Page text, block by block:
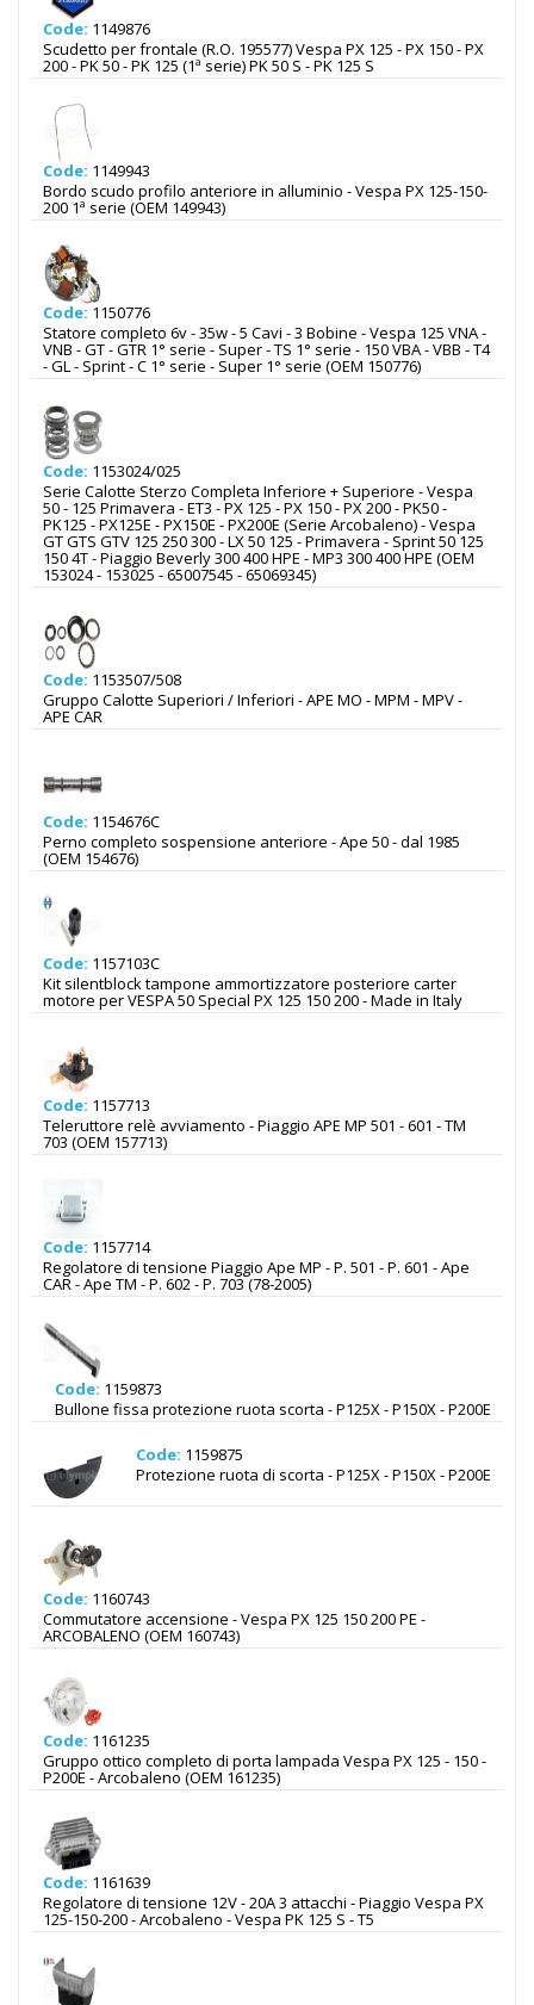
Code: 1149876
Scudetto per frontale (R.O. 195577) Vespa PX 125 - PX 150 - PX
200 - PK 50 - PK 125 (1ª serie) PK 50 S - PK 125 S
Code: 1149943
Bordo scudo profilo anteriore in alluminio - Vespa PX 125-150-
200 1ª serie (OEM 149943)
Code: 1150776
Statore completo 6v - 35w - 5 Cavi - 3 Bobine - Vespa 125 VNA -
VNB - GT - GTR 1° serie - Super - TS 1° serie - 150 VBA - VBB - T4
- GL - Sprint - C 1° serie - Super 1° serie (OEM 150776)
Code: 1153024/025
Serie Calotte Sterzo Completa Inferiore + Superiore - Vespa
50 - 125 Primavera - ET3 - PX 125 - PX 150 - PX 200 - PK50 -
PK125 - PX125E - PX150E - PX200E (Serie Arcobaleno) - Vespa
GT GTS GTV 125 250 300 - LX 50 125 - Primavera - Sprint 50 125
150 4T - Piaggio Beverly 300 400 HPE - MP3 300 400 HPE (OEM
153024 - 153025 - 65007545 - 65069345)
Code: 1153507/508
Gruppo Calotte Superiori / Inferiori - APE MO - MPM - MPV -
APE CAR
Code: 1154676C
Perno completo sospensione anteriore - Ape 50 - dal 1985
(OEM 154676)
Code: 1157103C
Kit silentblock tampone ammortizzatore posteriore carter
motore per VESPA 50 Special PX 125 150 200 - Made in Italy
Code: 1157713
Teleruttore relè avviamento - Piaggio APE MP 501 - 601 - TM
703 (OEM 157713)
Code: 1157714
Regolatore di tensione Piaggio Ape MP - P. 501 - P. 601 - Ape
CAR - Ape TM - P. 602 - P. 703 (78-2005)
Code: 1159873
Bullone fissa protezione ruota scorta - P125X - P150X - P200E
Code: 1159875
Protezione ruota di scorta - P125X - P150X - P200E
Code: 1160743
Commutatore accensione - Vespa PX 125 150 200 PE -
ARCOBALENO (OEM 160743)
Code: 1161235
Gruppo ottico completo di porta lampada Vespa PX 125 - 150 -
P200E - Arcobaleno (OEM 161235)
Code: 1161639
Regolatore di tensione 12V - 20A 3 attacchi - Piaggio Vespa PX
125-150-200 - Arcobaleno - Vespa PK 125 S - T5